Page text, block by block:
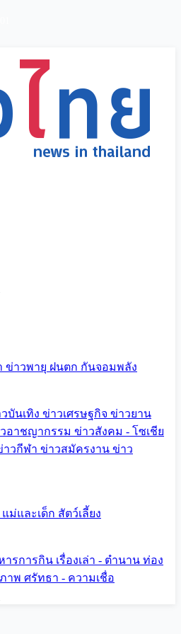
ข่าวพายุ ฝนตก กันจอมพลัง
บันเทิง ข่าวเศรษฐกิจ ข่าวยาน
อาชญากรรม ข่าวสังคม - โซเชีย
าวกีฬา ข่าวสมัครงาน ข่าว
แม่และเด็ก สัตว์เลี้ยง
ารการกิน เรื่องเล่า - ตำนาน ท่อง
าพ ศรัทธา - ความเชื่อ